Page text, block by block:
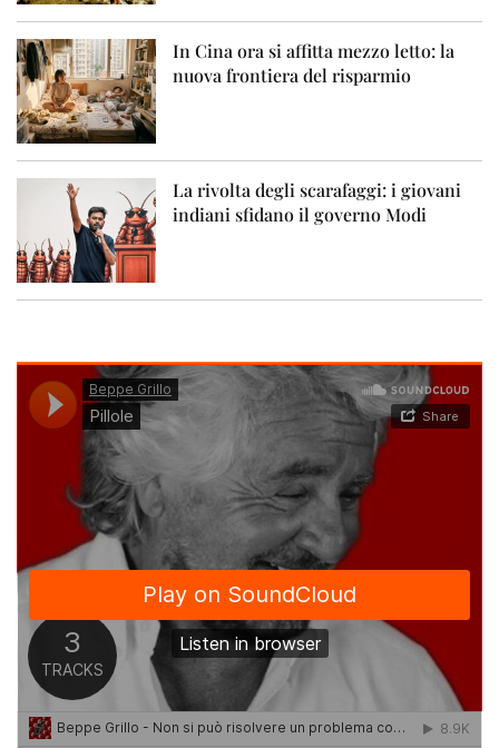
In Cina ora si affitta mezzo letto: la
nuova frontiera del risparmio
La rivolta degli scarafaggi: i giovani
indiani sfidano il governo Modi